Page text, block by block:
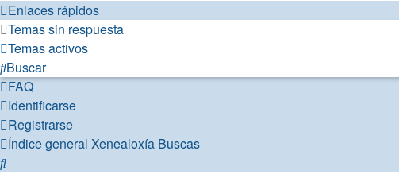
Enlaces rápidos
Temas sin respuesta
Temas activos
Buscar
FAQ
Identificarse
Registrarse
Índice general Xenealoxía Buscas
Buscar